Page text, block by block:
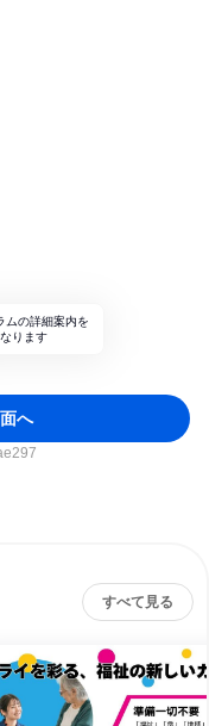
ムの詳細案内を
ります
へ
すべて見る